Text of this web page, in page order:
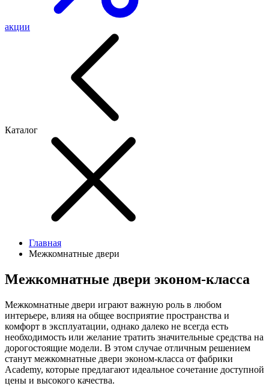
акции
Каталог
Главная
Межкомнатные двери
Межкомнатные двери эконом-класса
Межкомнатные двери играют важную роль в любом
интерьере, влияя на общее восприятие пространства и
комфорт в эксплуатации, однако далеко не всегда есть
необходимость или желание тратить значительные средства на
дорогостоящие модели. В этом случае отличным решением
станут межкомнатные двери эконом-класса от фабрики
Academy, которые предлагают идеальное сочетание доступной
цены и высокого качества.